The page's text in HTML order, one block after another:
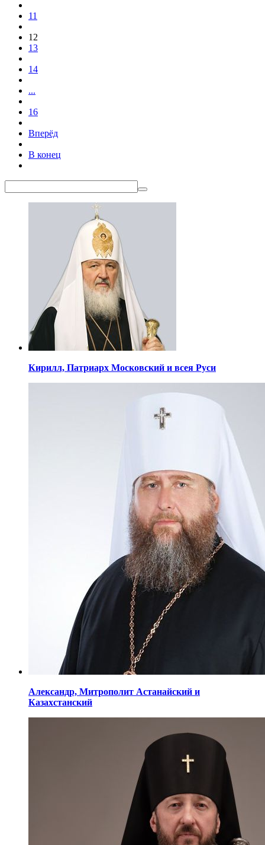
11
12
13
14
...
16
Вперёд
В конец
Кирилл, Патриарх Московский и всея Руси
Александр, Митрополит Астанайский и
Казахстанский